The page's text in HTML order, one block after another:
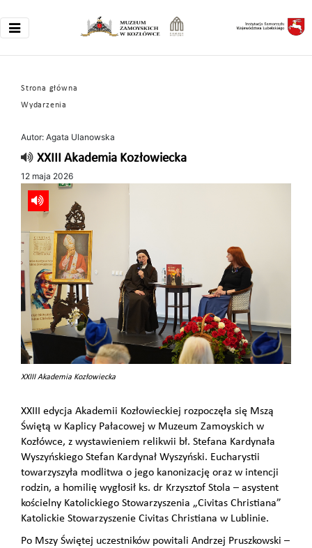
Strona główna
Wydarzenia
Autor: Agata Ulanowska
XXIII Akademia Kozłowiecka
12 maja 2026
XXIII Akademia Kozłowiecka
XXIII edycja Akademii Kozłowieckiej rozpoczęła się Mszą
Świętą w Kaplicy Pałacowej w Muzeum Zamoyskich w
Kozłówce, z wystawieniem relikwii bł. Stefana Kardynała
Wyszyńskiego Stefan Kardynał Wyszyński. Eucharystii
towarzyszyła modlitwa o jego kanonizację oraz w intencji
rodzin, a homilię wygłosił ks. dr Krzysztof Stola – asystent
kościelny Katolickiego Stowarzyszenia „Civitas Christiana”
Katolickie Stowarzyszenie Civitas Christiana w Lublinie.
Po Mszy Świętej uczestników powitali Andrzej Pruszkowski –